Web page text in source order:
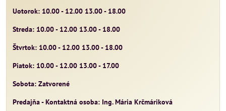
Uotorok: 10.00 - 12.00 13.00 - 18.00
Streda: 10.00 - 12.00 13.00 - 18.00
Štvrtok: 10.00 - 12.00 13.00 - 18.00
Piatok: 10.00 - 12.00 13.00 - 17.00
Sobota: Zatvorené
Predajňa - Kontaktná osoba: Ing. Mária Krčmáriková